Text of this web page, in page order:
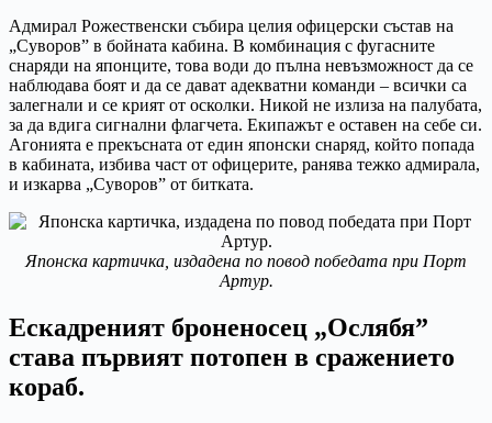
Адмирал Рожественски събира целия офицерски състав на
„Суворов” в бойната кабина. В комбинация с фугасните
снаряди на японците, това води до пълна невъзможност да се
наблюдава боят и да се дават адекватни команди – всички са
залегнали и се крият от осколки. Никой не излиза на палубата,
за да вдига сигнални флагчета. Екипажът е оставен на себе си.
Агонията е прекъсната от един японски снаряд, който попада
в кабината, избива част от офицерите, ранява тежко адмирала,
и изкарва „Суворов” от битката.
Японска картичка, издадена по повод победата при Порт
Артур.
Ескадреният броненосец „Ослябя”
става първият потопен в сражението
кораб.